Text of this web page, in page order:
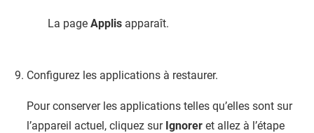
La page Applis apparaît.
Configurez les applications à restaurer.
Pour conserver les applications telles qu’elles sont sur
l’appareil actuel, cliquez sur Ignorer et allez à l’étape